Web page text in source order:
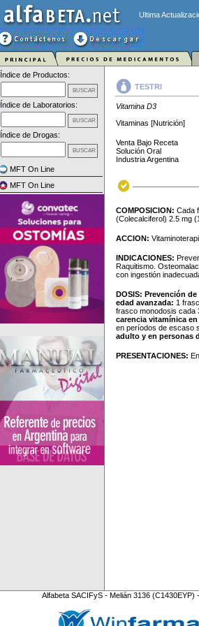
Ultima
Índice de Productos:
Índice de Laboratorios:
Índice de Drogas:
MFT On Line
MFT On Line
TESTRI
Vitamina D3
Vitaminas [Nutrición]
Venta Bajo Receta
Solución Oral
Industria Argentina
COMPOSICION: Cada
(Colecalciferol) 2.5 mg
ACCION:
INDICACIONES:
Raquitismo.
con ingestión
DOSIS: Prevención
edad avanzada: 1
frasco monodosis cada
carencia vitamínica
en períodos de escaso
adulto y en personas
PRESENTACIONES:
Alfabeta SACIFyS - Melián 3136 (C1430EYP)